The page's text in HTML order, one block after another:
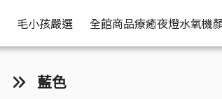
毛小孩嚴選 全館商品療癒夜燈水氧機
藍色